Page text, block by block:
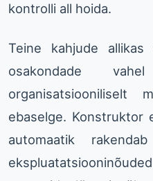
kontrolli all hoida.
Teine kahjude
osakondade
organisatsiooniliselt
ebaselge. Konstruktor
automaatik